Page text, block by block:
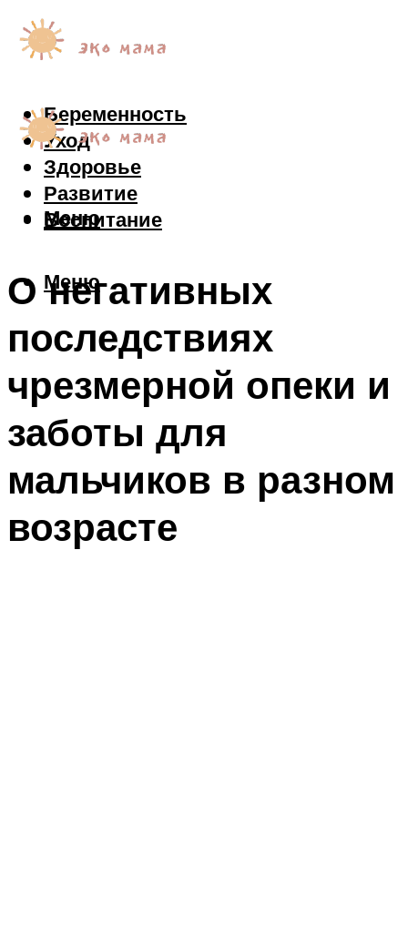
Беременность
Уход
Здоровье
Развитие
Воспитание
Меню
Меню
О негативных
последствиях
чрезмерной опеки и
заботы для
мальчиков в разном
возрасте